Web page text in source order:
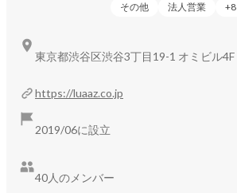
その他 法人営業 +8
https://luaaz.co.jp
2019/06に設立
40人のメンバー
東京都渋谷区渋谷3丁目19-1 オミビル4F